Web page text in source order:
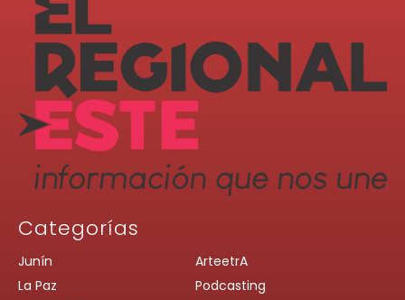
Categorías
Junín
La Paz
ArteetrA
Podcasting